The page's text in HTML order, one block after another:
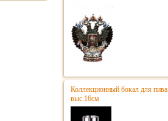
Коллекционный бокал для
выс.16см